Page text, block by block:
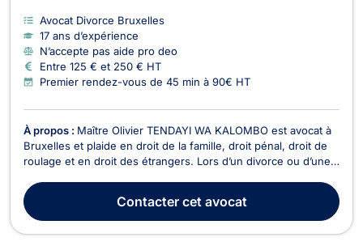
Avocat Divorce Bruxelles
17 ans d’expérience
N’accepte pas aide pro deo
Entre 125 € et 250 € HT
Premier rendez-vous de 45 min à 90€ HT
À propos : Maître Olivier TENDAYI WA KALOMBO est avocat à
Bruxelles et plaide en droit de la famille, droit pénal, droit de
roulage et en droit des étrangers. Lors d’un divorce ou d’une
aide à définir les conséquences qui en découlent telles que la
pension alimentaire, la s...
Contactercet avocat